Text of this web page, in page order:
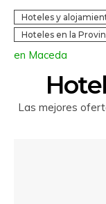
Hoteles y
Hoteles en la
en Maceda
Las mejores